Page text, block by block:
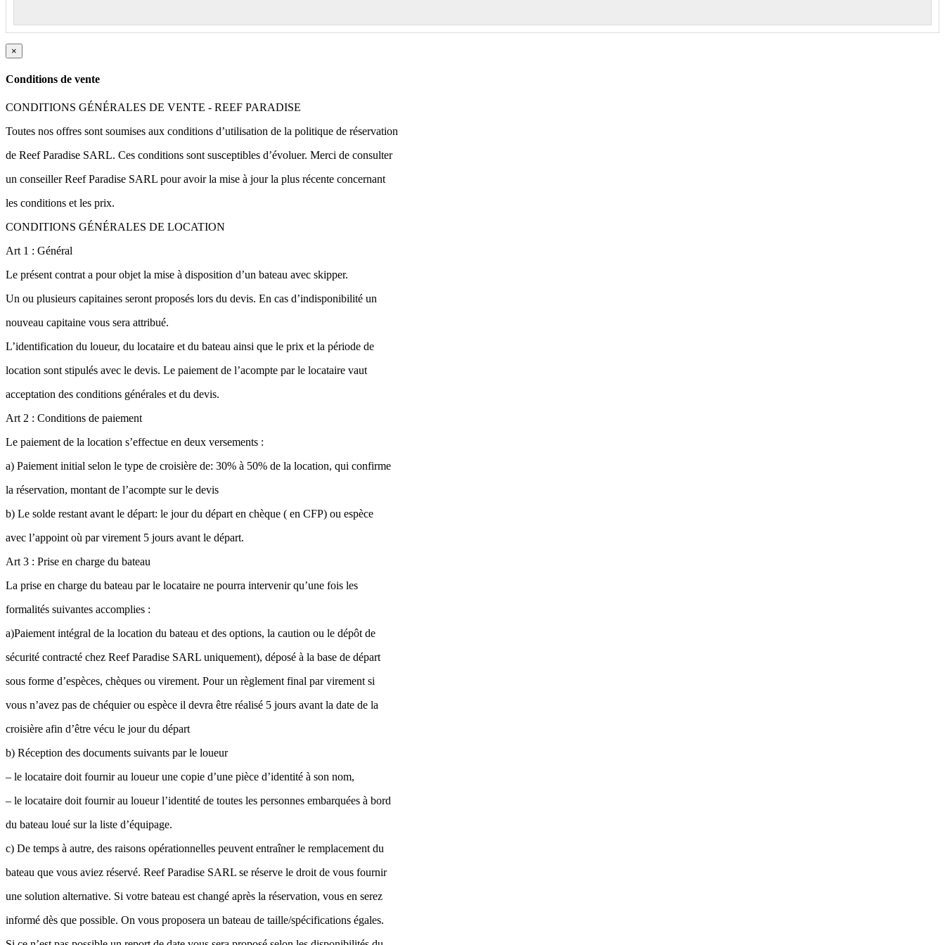
×
Conditions de vente
CONDITIONS GÉNÉRALES DE VENTE - REEF PARADISE
Toutes nos offres sont soumises aux conditions d’utilisation de la politique de réservation
de Reef Paradise SARL. Ces conditions sont susceptibles d’évoluer. Merci de consulter
un conseiller Reef Paradise SARL pour avoir la mise à jour la plus récente concernant
les conditions et les prix.
CONDITIONS GÉNÉRALES DE LOCATION
Art 1 : Général
Le présent contrat a pour objet la mise à disposition d’un bateau avec skipper.
Un ou plusieurs capitaines seront proposés lors du devis. En cas d’indisponibilité un
nouveau capitaine vous sera attribué.
L’identification du loueur, du locataire et du bateau ainsi que le prix et la période de
location sont stipulés avec le devis. Le paiement de l’acompte par le locataire vaut
acceptation des conditions générales et du devis.
Art 2 : Conditions de paiement
Le paiement de la location s’effectue en deux versements :
a) Paiement initial selon le type de croisière de: 30% à 50% de la location, qui confirme
la réservation, montant de l’acompte sur le devis
b) Le solde restant avant le départ: le jour du départ en chèque ( en CFP) ou espèce
avec l’appoint où par virement 5 jours avant le départ.
Art 3 : Prise en charge du bateau
La prise en charge du bateau par le locataire ne pourra intervenir qu’une fois les
formalités suivantes accomplies :
a)Paiement intégral de la location du bateau et des options, la caution ou le dépôt de
sécurité contracté chez Reef Paradise SARL uniquement), déposé à la base de départ
sous forme d’espèces, chèques ou virement. Pour un règlement final par virement si
vous n’avez pas de chéquier ou espèce il devra être réalisé 5 jours avant la date de la
croisière afin d’être vécu le jour du départ
b) Réception des documents suivants par le loueur
– le locataire doit fournir au loueur une copie d’une pièce d’identité à son nom,
– le locataire doit fournir au loueur l’identité de toutes les personnes embarquées à bord
du bateau loué sur la liste d’équipage.
c) De temps à autre, des raisons opérationnelles peuvent entraîner le remplacement du
bateau que vous aviez réservé. Reef Paradise SARL se réserve le droit de vous fournir
une solution alternative. Si votre bateau est changé après la réservation, vous en serez
informé dès que possible. On vous proposera un bateau de taille/spécifications égales.